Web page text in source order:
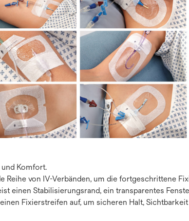
Komfort.
Reihe von IV-Verbänden, um die fortgeschrittene
einen Stabilisierungsrand, ein transparentes
Fixierstreifen auf, um sicheren Halt,